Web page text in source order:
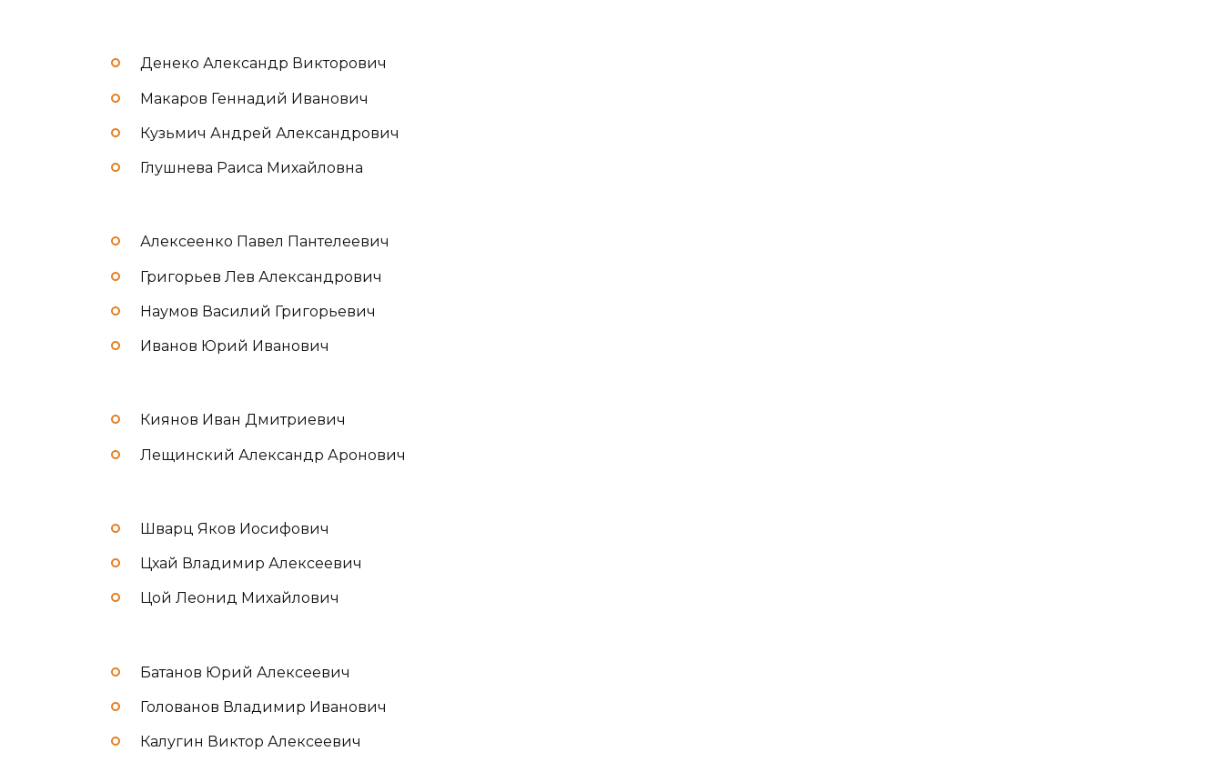
Денеко Александр Викторович
Макаров Геннадий Иванович
Кузьмич Андрей Александрович
Глушнева Раиса Михайловна
Алексеенко Павел Пантелеевич
Григорьев Лев Александрович
Наумов Василий Григорьевич
Иванов Юрий Иванович
Киянов Иван Дмитриевич
Лещинский Александр Аронович
Шварц Яков Иосифович
Цхай Владимир Алексеевич
Цой Леонид Михайлович
Батанов Юрий Алексеевич
Голованов Владимир Иванович
Калугин Виктор Алексеевич